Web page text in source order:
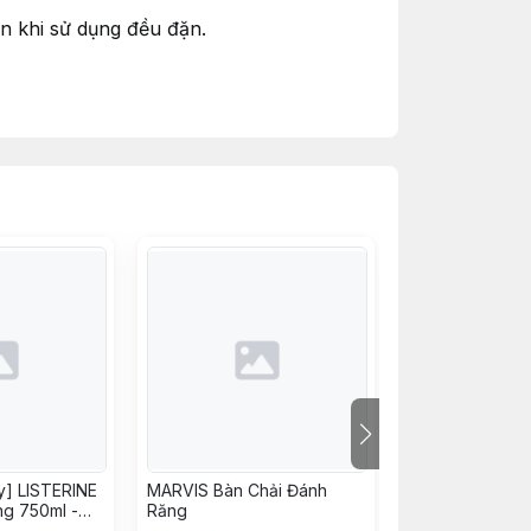
khi sử dụng đều đặn.
LISTERINE
750ml -
MARVIS Bàn Chải Đánh
Răng